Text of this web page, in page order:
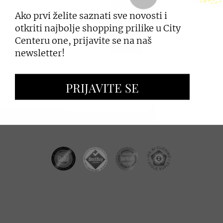
PRIJAVI SE
ZAKUP PROSTORA
OGLAŠAVANJE I PROMOCIJE
Ako prvi želite saznati sve novosti i
otkriti najbolje shopping prilike u City
Centeru one, prijavite se na naš
newsletter!
PRIJAVITE SE